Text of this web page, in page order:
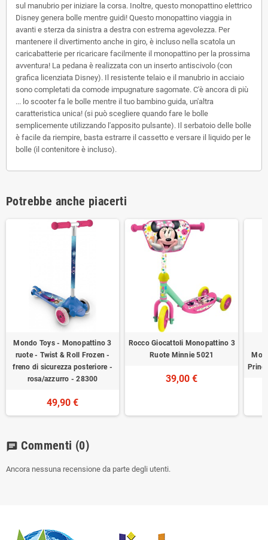
sul manubrio per iniziare la corsa. Inoltre, questo monopattino elettrico
Disney genera bolle mentre guidi! Questo monopattino viaggia in
avanti e sterza da sinistra a destra con estrema agevolezza. Per
mantenere il divertimento anche in giro, è incluso nella scatola un
caricabatterie per ricaricare facilmente il monopattino per la prossima
avventura! La pedana è realizzata con un inserto antiscivolo (con
grafica licenziata Disney). Il resistente telaio e il manubrio in acciaio
sono completati da comode impugnature sagomate. C'è ancora di più
... lo scooter fa le bolle mentre il tuo bambino guida, un'altra
caratteristica unica! (si può scegliere quando fare le bolle
semplicemente utilizzando l'apposito pulsante). Il serbatoio delle bolle
è facile da riempire, basta estrarre il cassetto e versare il liquido per le
bolle (il contenitore è incluso).
Potrebbe anche piacerti
Mondo Toys - Monopattino 3
ruote - Twist & Roll Frozen -
freno di sicurezza posteriore -
rosa/azzurro - 28300
49,90 €
Rocco Giocattoli Monopattino 3
Ruote Minnie 5021
39,00 €
chat Commenti (0)
Ancora nessuna recensione da parte degli utenti.